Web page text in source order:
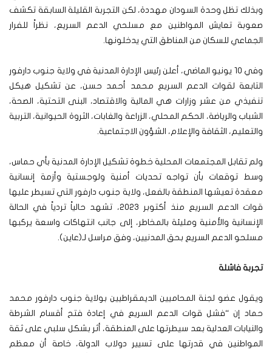
وبذلك تظل وحدة السودان مهددة، لكن التجربة القليلة السابقة تكشف
صعوبة تعايش المواطنين مع مسلحي الدعم السريع، نظراً للفرار
الجماعي للسكان من المناطق التي يدخلونها.
وفي 10 يونيو الماضي، أعلن رئيس الإدارة المدنية في ولاية جنوب دارفور
التابعة لقوات الدعم السريع محمد أحمد حسن، عن تشكيل هيكل
تنفيذي من عشر وزارات هي المالية والاقتصاد، البنى التحتية، الصحة،
الشباب والرياضة، الحكم المحلي، الزراعة والغابات، الثروة الحيوانية، التربية
والتعليم، الثقافة والإعلام، الشؤون الاجتماعية.
ولم تقابل المجتمعات المحلية خطوة تشكيل الإدارة المدنية بأي حماس،
وسط توقعات بأن تواجه تحديات أمنية ولوجستية وأزمة إنسانية
معقدة تعيشها المنطقة بالفعل، ولاية جنوب دارفور التي تسيطر عليها
قوات الدعم السريع منذ أكتوبر 2023، تشهد حالياً تردياً في الحالة
الإنسانية والأمنية ومليئة بالمخاطر، إلى جانب انتهاكات واسعة يركبها
مسلحو الدعم السريع بحق المدنيين، وفق مراسل لـ(عاين).
تجربة فاشلة
ويقول عضو لجنة المحاميين الديمقراطيين بولاية جنوب دارفور محمد
حماد إن “فشل قوات الدعم السريع في إعادة فتح أقسام الشرطة
والنيابات العدلية بعد سيطرتها على المنطقة، أثر بشكل سلبي على ثقة
المواطنين في قدرتها على تسيير دولاب الدولة، خاصة أن معظم